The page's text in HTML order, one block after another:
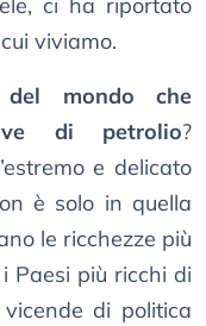
ci ha riportato
viviamo.
del mondo che
di petrolio?
e delicato
è solo in quella
le ricchezze più
Paesi più ricchi di
di politica